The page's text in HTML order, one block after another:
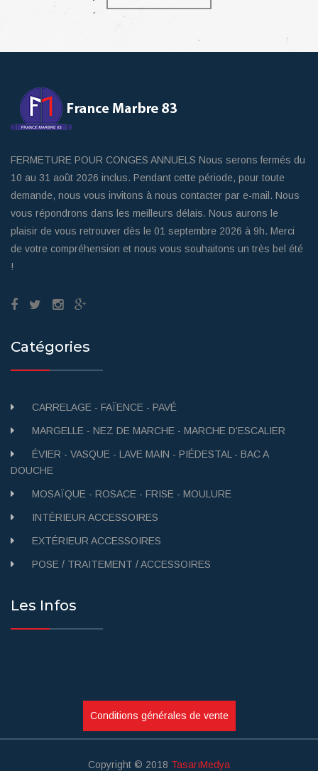
FERMETURE POUR CONGES ANNUELS Nous serons fermés du
10 au 31 août 2026 inclus. Pendant cette période, pour toute
demande, nous vous invitons à nous contacter par e-mail. Nous
vous répondrons dans les meilleurs délais. Nous aurons le
plaisir de vous retrouver dès le 01 septembre 2026 à 9h. Merci
de votre compréhension et nous vous souhaitons un très bel été
!
Catégories
CARRELAGE - FAÏENCE - PAVÉ
MARGELLE - NEZ DE MARCHE - MARCHE D'ESCALIER
ÉVIER - VASQUE - LAVE MAIN - PIÉDESTAL - BAC A
DOUCHE
MOSAÏQUE - ROSACE - FRISE - MOULURE
INTÉRIEUR ACCESSOIRES
EXTÉRIEUR ACCESSOIRES
POSE / TRAITEMENT / ACCESSOIRES
Les Infos
Conditions générales de vente
Copyright © 2018 TasarıMedya